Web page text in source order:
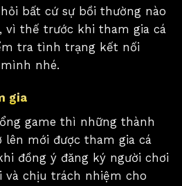
bất cứ sự bồi thường nào
vì thế trước khi tham gia cá
tra tình trạng kết nối
nhé.
gia
game thì những thành
mới được tham gia cá
đồng ý đăng ký người chơi
và chịu trách nhiệm cho